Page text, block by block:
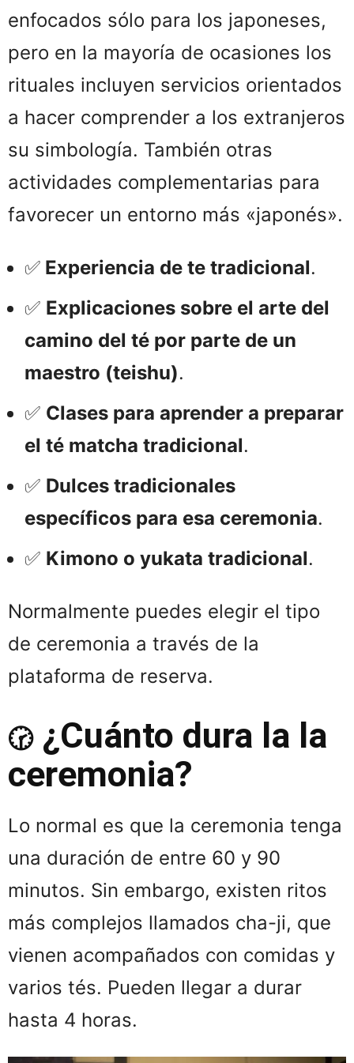
enfocados sólo para los japoneses,
pero en la mayoría de ocasiones los
rituales incluyen servicios orientados
a hacer comprender a los extranjeros
su simbología. También otras
actividades complementarias para
favorecer un entorno más «japonés».
✅ Experiencia de te tradicional.
✅ Explicaciones sobre el arte del
camino del té por parte de un
maestro (teishu).
✅ Clases para aprender a preparar
el té matcha tradicional.
✅ Dulces tradicionales
específicos para esa ceremonia.
✅ Kimono o yukata tradicional.
Normalmente puedes elegir el tipo
de ceremonia a través de la
plataforma de reserva.
🕝¿Cuánto dura la la
ceremonia?
Lo normal es que la ceremonia tenga
una duración de entre 60 y 90
minutos. Sin embargo, existen ritos
más complejos llamados cha-ji, que
vienen acompañados con comidas y
varios tés. Pueden llegar a durar
hasta 4 horas.